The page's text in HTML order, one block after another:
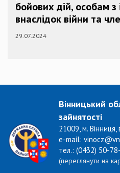
бойових дій, особам з
внаслідок війни та
29.07.2024
Вінницький
зайнятості
21009, м. Вінниця,
e-mail:
тел.: (0432) 50-
(переглянути на